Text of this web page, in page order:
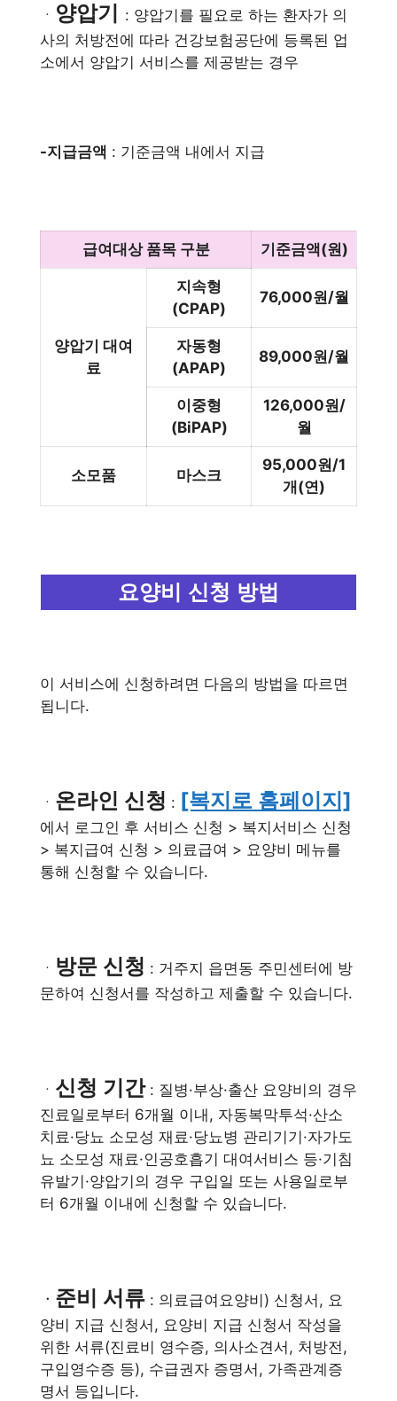
ㆍ 양압기 : 양압기를 필요로 하는 환자가 의
사의 처방전에 따라 건강보험공단에 등록된 업
소에서 양압기 서비스를 제공받는 경우
-지급금액 : 기준금액 내에서 지급
급여대상 품목 구분 기준금액(원)
양압기 대여
료
지속형
(CPAP)
76,000원/월
자동형
(APAP)
89,000원/월
이중형
(BiPAP)
126,000원/
월
소모품 마스크
95,000원/1
개(연)
요양비 신청 방법
이 서비스에 신청하려면 다음의 방법을 따르면
됩니다.
ㆍ 온라인 신청 : [복지로 홈페이지]
에서 로그인 후 서비스 신청 > 복지서비스 신청
> 복지급여 신청 > 의료급여 > 요양비 메뉴를
통해 신청할 수 있습니다.
ㆍ 방문 신청 : 거주지 읍면동 주민센터에 방
문하여 신청서를 작성하고 제출할 수 있습니다.
ㆍ 신청 기간: 질병·부상·출산 요양비의 경우
진료일로부터 6개월 이내, 자동복막투석·산소
치료·당뇨 소모성 재료·당뇨병 관리기기·자가도
뇨 소모성 재료·인공호흡기 대여서비스 등·기침
유발기·양압기의 경우 구입일 또는 사용일로부
터 6개월 이내에 신청할 수 있습니다.
ㆍ 준비 서류 : 의료급여요양비) 신청서, 요
양비 지급 신청서, 요양비 지급 신청서 작성을
위한 서류(진료비 영수증, 의사소견서, 처방전,
구입영수증 등), 수급권자 증명서, 가족관계증
명서 등입니다.